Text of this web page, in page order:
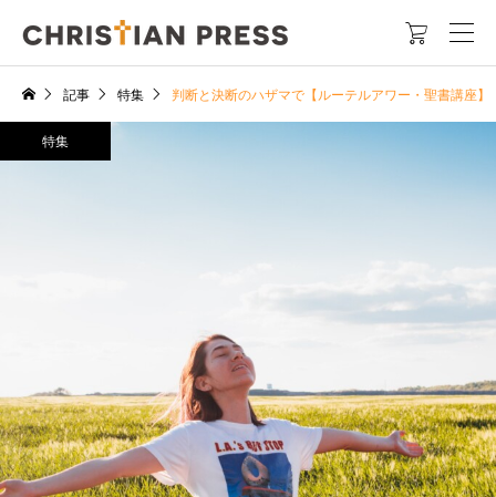

記事 特集 判断と決断のハザマで【ルーテルアワー・聖書講座】
特集